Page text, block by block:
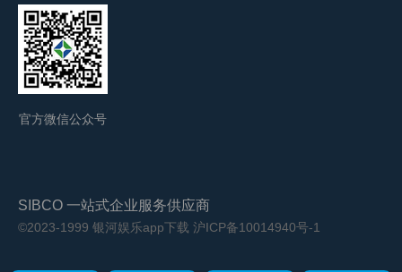
官方微信公众号
SIBCO 一站式企业服务供应商
©2023-1999 银河娱乐app下载 沪ICP备10014940号-1